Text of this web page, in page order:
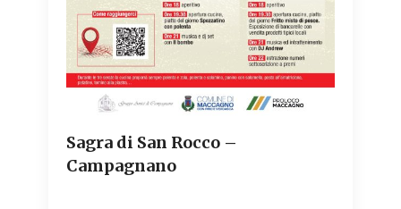
Sagra di San Rocco –
Campagnano